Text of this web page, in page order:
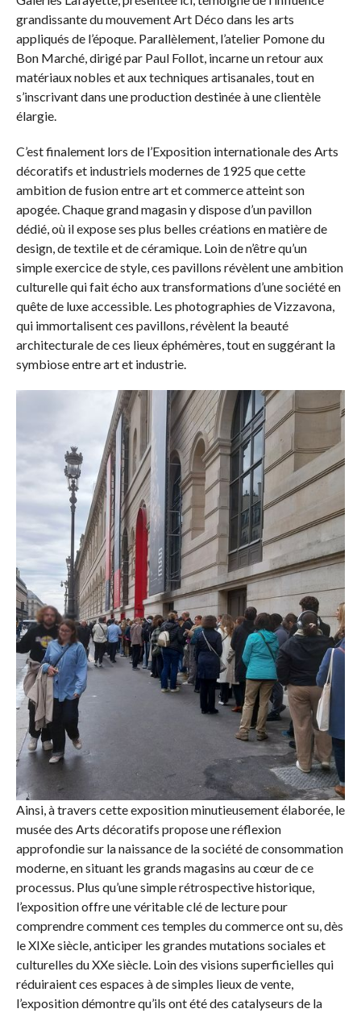
grandissante du mouvement Art Déco dans les arts
appliqués de l’époque. Parallèlement, l’atelier Pomone du
Bon Marché, dirigé par Paul Follot, incarne un retour aux
matériaux nobles et aux techniques artisanales, tout en
s’inscrivant dans une production destinée à une clientèle
élargie.
C’est finalement lors de l’Exposition internationale des Arts
décoratifs et industriels modernes de 1925 que cette
ambition de fusion entre art et commerce atteint son
apogée. Chaque grand magasin y dispose d’un pavillon
dédié, où il expose ses plus belles créations en matière de
design, de textile et de céramique. Loin de n’être qu’un
simple exercice de style, ces pavillons révèlent une ambition
culturelle qui fait écho aux transformations d’une société en
quête de luxe accessible. Les photographies de Vizzavona,
qui immortalisent ces pavillons, révèlent la beauté
architecturale de ces lieux éphémères, tout en suggérant la
symbiose entre art et industrie.
Ainsi, à travers cette exposition minutieusement élaborée, le
musée des Arts décoratifs propose une réflexion
approfondie sur la naissance de la société de consommation
moderne, en situant les grands magasins au cœur de ce
processus. Plus qu’une simple rétrospective historique,
l’exposition offre une véritable clé de lecture pour
comprendre comment ces temples du commerce ont su, dès
le XIXe siècle, anticiper les grandes mutations sociales et
culturelles du XXe siècle. Loin des visions superficielles qui
réduiraient ces espaces à de simples lieux de vente,
l’exposition démontre qu’ils ont été des catalyseurs de la